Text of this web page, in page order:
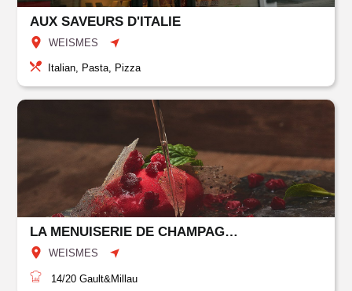
AUX SAVEURS D'ITALIE
WEISMES
Italian, Pasta, Pizza
LA MENUISERIE DE CHAMPAGNE
WEISMES
14/20 Gault&Millau